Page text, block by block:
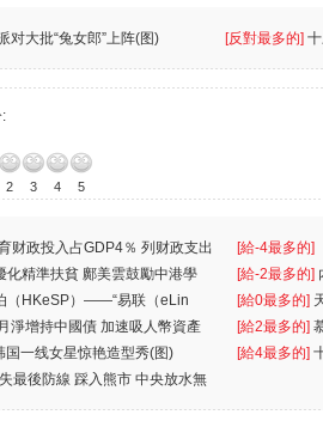
对大批“兔女郎”上阵(图) [反對最多的]
2 3 4 5
财政投入占GDP4％ 列财政支出
[給-4最多的]
一
化精準扶貧 鄺美雲鼓勵中港學
[給-2最多的]
人
（HKeSP）——“易联（eLin
[給0最多的]
淨增持中國債 加速吸人幣資產 [給2最多的]
国一线女星惊艳造型秀(图) [給4最多的]
最後防線 踩入熊市 中央放水無